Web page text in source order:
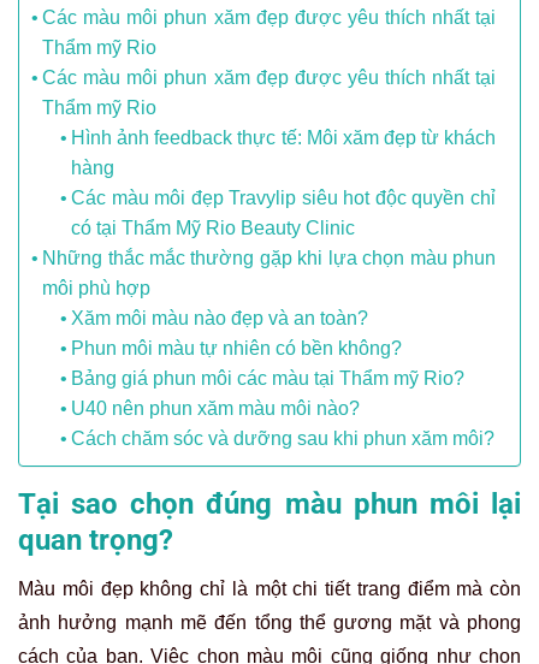
Các màu môi phun xăm đẹp được yêu thích nhất tại
Thẩm mỹ Rio
Các màu môi phun xăm đẹp được yêu thích nhất tại
Thẩm mỹ Rio
Hình ảnh feedback thực tế: Môi xăm đẹp từ khách
hàng
Các màu môi đẹp Travylip siêu hot độc quyền chỉ
có tại Thẩm Mỹ Rio Beauty Clinic
Những thắc mắc thường gặp khi lựa chọn màu phun
môi phù hợp
Xăm môi màu nào đẹp và an toàn?
Phun môi màu tự nhiên có bền không?
Bảng giá phun môi các màu tại Thẩm mỹ Rio?
U40 nên phun xăm màu môi nào?
Cách chăm sóc và dưỡng sau khi phun xăm môi?
Tại sao chọn đúng màu phun môi lại
quan trọng?
Màu môi đẹp không chỉ là một chi tiết trang điểm mà còn
ảnh hưởng mạnh mẽ đến tổng thể gương mặt và phong
cách của bạn. Việc chọn màu môi cũng giống như chọn